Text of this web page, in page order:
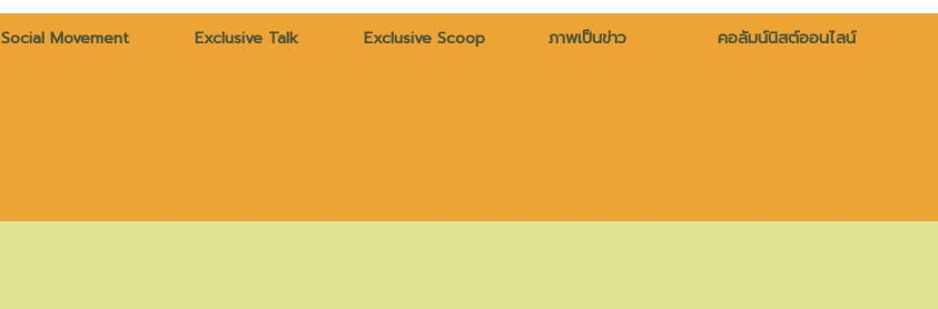
Social Movement Exclusive Talk Exclusive Scoop ภาพเป็นข่าว คอลัมน์นิสต์ออนไลน์